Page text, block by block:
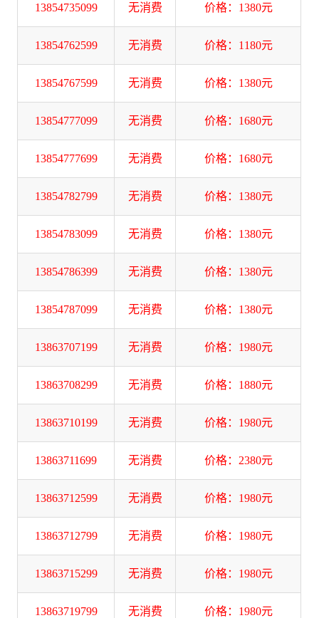
13854735099 无消费 价格：1380元
13854762599 无消费 价格：1180元
13854767599 无消费 价格：1380元
13854777099 无消费 价格：1680元
13854777699 无消费 价格：1680元
13854782799 无消费 价格：1380元
13854783099 无消费 价格：1380元
13854786399 无消费 价格：1380元
13854787099 无消费 价格：1380元
13863707199 无消费 价格：1980元
13863708299 无消费 价格：1880元
13863710199 无消费 价格：1980元
13863711699 无消费 价格：2380元
13863712599 无消费 价格：1980元
13863712799 无消费 价格：1980元
13863715299 无消费 价格：1980元
13863719799 无消费 价格：1980元